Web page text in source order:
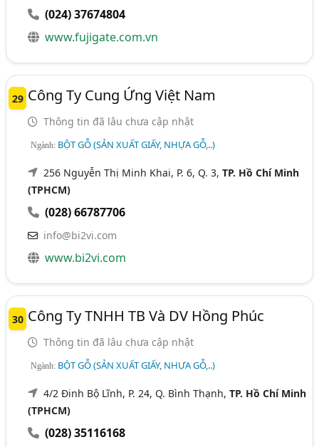
(024) 37674804
www.fujigate.com.vn
29 Công Ty Cung Ứng Việt Nam
Thông tin đã lâu chưa cập nhật
Ngành: BỘT GỖ (SẢN XUẤT GIẤY, NHỰA GỖ,..)
256 Nguyễn Thị Minh Khai, P. 6, Q. 3,TP. Hồ Chí Minh
(TPHCM)
(028) 66787706
info@bi2vi.com
www.bi2vi.com
30 Công Ty TNHH TB Và DV Hồng Phúc
Thông tin đã lâu chưa cập nhật
Ngành: BỘT GỖ (SẢN XUẤT GIẤY, NHỰA GỖ,..)
4/2 Đinh Bộ Lĩnh, P. 24, Q. Bình Thạnh,TP. Hồ Chí Minh
(TPHCM)
(028) 35116168